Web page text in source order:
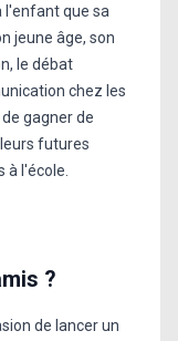
l'enfant que sa
jeune âge, son
le débat
chez les
gagner de
futures
à l'école.
?
de lancer un